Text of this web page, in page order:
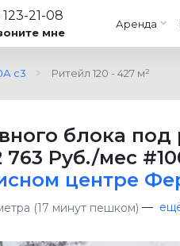
123-21-08
мне
Аренда
с3 Ритейл 120 - 427 м²
блока под
763 Руб./мес
центре
(17 минут пешком) —